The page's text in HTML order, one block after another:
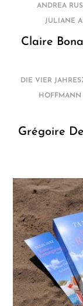
ANDREA
JULIANE
Claire
DIE VIER
HOFFMANN
Grégoire